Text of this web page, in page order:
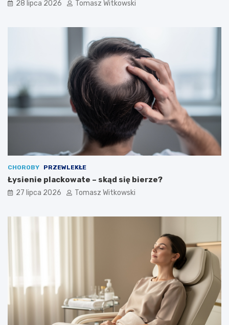
28 lipca 2026 Tomasz Witkowski
CHOROBY PRZEWLEKŁE
Łysienie plackowate – skąd się bierze?
27 lipca 2026 Tomasz Witkowski